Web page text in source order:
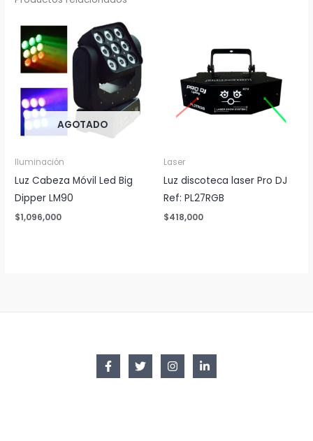
AGOTADO
Iluminación
Luz Cabeza Móvil Led Big
Dipper LM90
$1,096,000
Laser
Luz discoteca laser Pro DJ
Ref: PL27RGB
$418,000